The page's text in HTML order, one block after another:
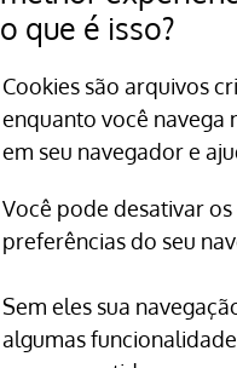
o que é isso?
Cookies são arquivos
enquanto você navega
em seu navegador e
Você pode desativar
preferências do seu
Sem eles sua
algumas